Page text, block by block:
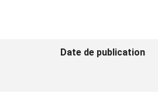
Date de publication